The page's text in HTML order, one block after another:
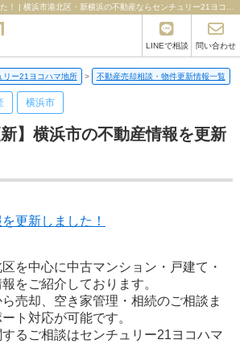
LINEで相談 問い合わせ
リー21ヨコハマ地所 > 不動産売却相談・物件更新情報一覧
横浜市
新】横浜市の不動産情報を更新
更新しました！
を中心に中古マンション・戸建て・
をご紹介しております。
売却、空き家管理・相続のご相談ま
ト対応が可能です。
るご相談はセンチュリー21ヨコハマ